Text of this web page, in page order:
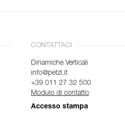
CONTATTACI
Dinamiche Verticali
info@petzl.it
+39 011 27 32 500
Modulo di contatto
Accesso stampa